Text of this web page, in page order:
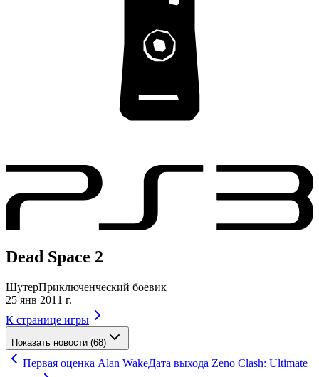
Dead Space 2
ШутерПриключенческий боевик
25 янв 2011 г.
К странице игры
Показать новости (68)
Первая оценка Alan WakeДата выхода Zeno Clash: Ultimate